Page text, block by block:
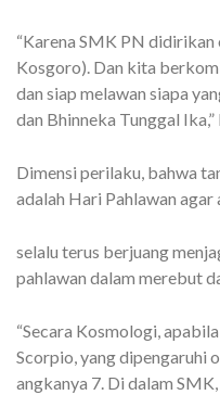
“Karena SMK PN didirikan
Kosgoro). Dan kita
dan siap melawan siapa
dan Bhinneka Tunggal
Dimensi perilaku, bahwa
adalah Hari Pahlawan agar
selalu terus berjuang
pahlawan dalam merebut
“Secara Kosmologi,
Scorpio, yang dipengaruhi
angkanya 7. Di dalam